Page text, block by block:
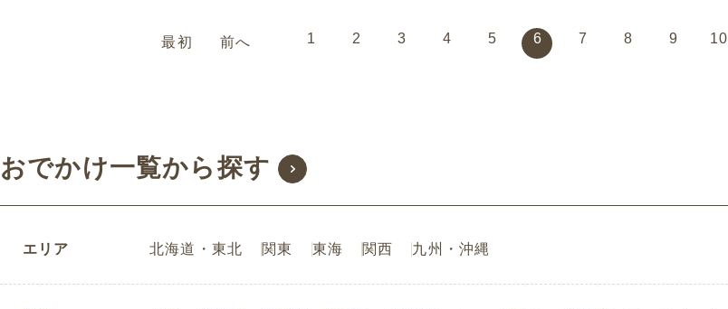
最初 前へ 1 2 3 4 5 6 7 8 9 10
おでかけ一覧から探す
エリア 北海道・東北 関東 東海 関西 九州・沖縄